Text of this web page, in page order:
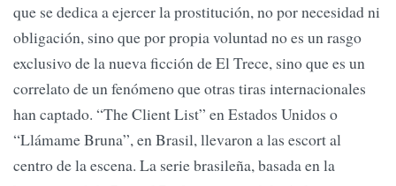
que se dedica a ejercer la prostitución, no por necesidad ni
obligación, sino que por propia voluntad no es un rasgo
exclusivo de la nueva ficción de El Trece, sino que es un
correlato de un fenómeno que otras tiras internacionales
han captado. “The Client List” en Estados Unidos o
“Llámame Bruna”, en Brasil, llevaron a las escort al
centro de la escena. La serie brasileña, basada en la